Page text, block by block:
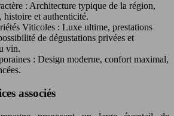
: Architecture typique de la région,
histoire et authenticité.
Viticoles : Luxe ultime, prestations
de dégustations privées et
vin.
: Design moderne, confort maximal,
associés